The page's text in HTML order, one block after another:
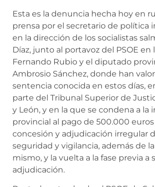
Esta es la denuncia hecha hoy en
prensa por el secretario de política
en la dirección de los socialistas
Díaz, junto al portavoz del PSOE en
Fernando Rubio y el diputado
Ambrosio Sánchez, donde han
sentencia conocida en estos días,
parte del Tribunal Superior de
y León, y en la que se condena a la
provincial al pago de 500.000 euros
concesión y adjudicación irregular
seguridad y vigilancia, además de
mismo, y la vuelta a la fase previa a
adjudicación.